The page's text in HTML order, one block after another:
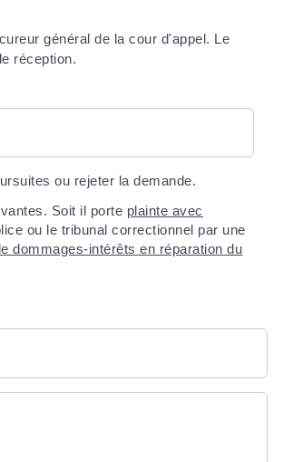
général de la cour d'appel. Le
réception.
ou rejeter la demande.
Soit il porte plainte avec
ou le tribunal correctionnel par une
dommages-intérêts en réparation du